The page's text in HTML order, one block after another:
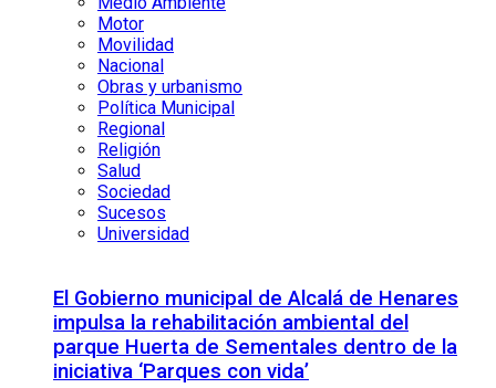
Motor
Movilidad
Nacional
Obras y urbanismo
Política Municipal
Regional
Religión
Salud
Sociedad
Sucesos
Universidad
El Gobierno municipal de Alcalá de Henares
impulsa la rehabilitación ambiental del
parque Huerta de Sementales dentro de la
iniciativa ‘Parques con vida’